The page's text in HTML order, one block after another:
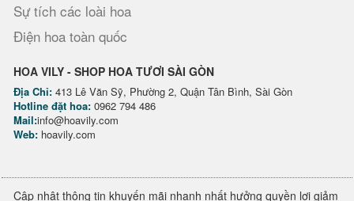
Sự tích các loài hoa
Điện hoa toàn quốc
HOA VILY - SHOP HOA TƯƠI SÀI GÒN
Địa Chỉ: 413 Lê Văn Sỹ, Phường 2, Quận Tân Bình, Sài Gòn
Hotline đặt hoa: 0962 794 486
Mail:info@hoavily.com
Web: hoavily.com
Cập nhật thông tin khuyến mãi nhanh nhất hưởng quyền lợi giảm